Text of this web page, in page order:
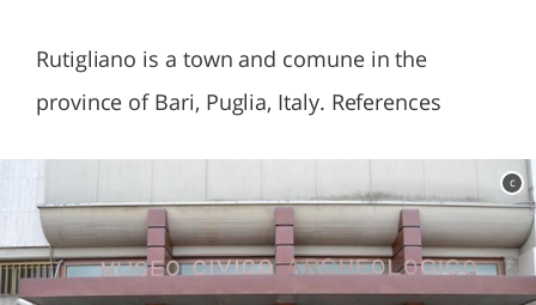
Rutigliano is a town and comune in the
province of Bari, Puglia, Italy. References
c